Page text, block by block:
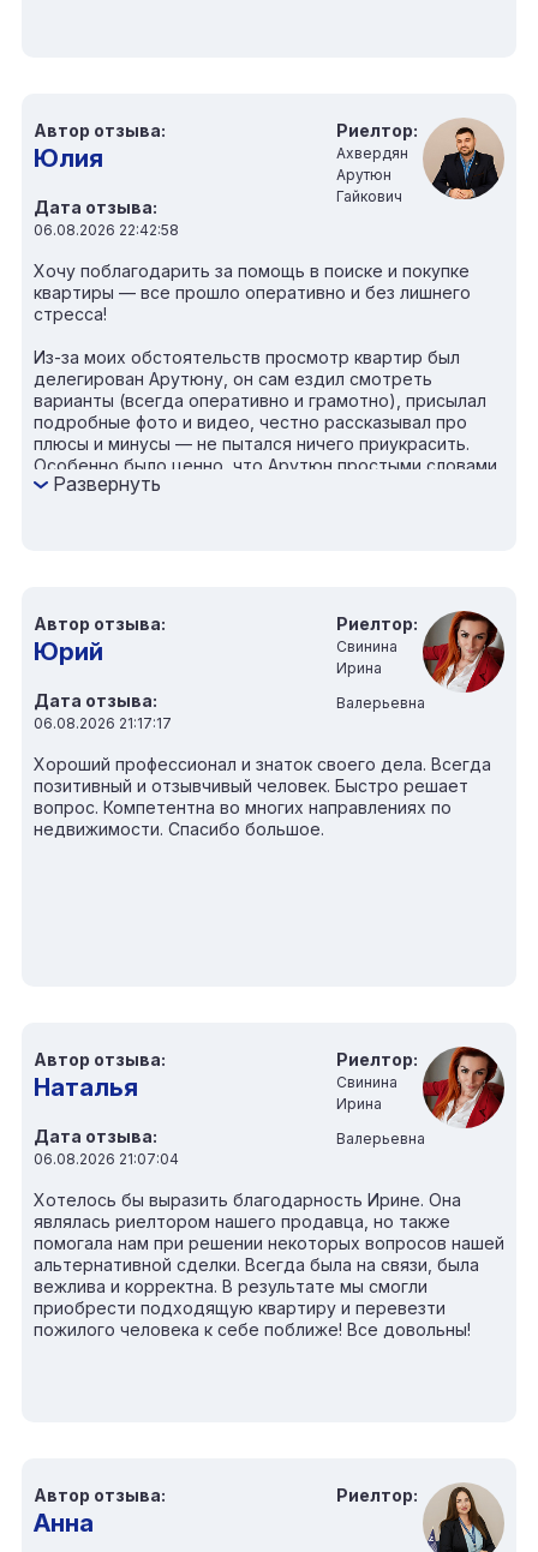
Автор отзыва:
Юлия
Дата отзыва:
06.08.2026 22:42:58
Риелтор:
Ахвердян
Арутюн
Гайкович
Хочу поблагодарить за помощь в поиске и покупке
квартиры — все прошло оперативно и без лишнего
стресса!
Из-за моих обстоятельств просмотр квартир был
делегирован Арутюну, он сам ездил смотреть
варианты (всегда оперативно и грамотно), присылал
подробные фото и видео, честно рассказывал про
плюсы и минусы — не пытался ничего приукрасить.
Особенно было ценно, что Арутюн простыми словами
объяснял, где могут быть «подводные камни».
В итоге, мы нашли подходящий вариант, а сама сделка
прошла гладко. Большое спасибо за помощь!
Развернуть
Автор отзыва:
Юрий
Дата отзыва:
06.08.2026 21:17:17
Риелтор:
Свинина
Ирина
Валерьевна
Хороший профессионал и знаток своего дела. Всегда
позитивный и отзывчивый человек. Быстро решает
вопрос. Компетентна во многих направлениях по
недвижимости. Спасибо большое.
Автор отзыва:
Наталья
Дата отзыва:
06.08.2026 21:07:04
Риелтор:
Свинина
Ирина
Валерьевна
Хотелось бы выразить благодарность Ирине. Она
являлась риелтором нашего продавца, но также
помогала нам при решении некоторых вопросов нашей
альтернативной сделки. Всегда была на связи, была
вежлива и корректна. В результате мы смогли
приобрести подходящую квартиру и перевезти
пожилого человека к себе поближе! Все довольны!
Автор отзыва:
Анна
Риелтор: